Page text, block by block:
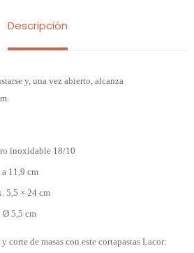
Descripción
y, una vez abierto, alcanza
inoxidable 18/10
11,9 cm
5,5 × 24 cm
Ø 5,5 cm
corte de masas con este cortapastas Lacor: